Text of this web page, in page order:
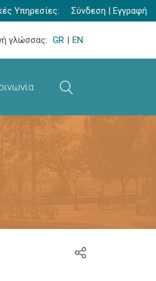
Υπηρεσίες: Σύνδεση | Εγγραφή
γλώσσας: GR | EN